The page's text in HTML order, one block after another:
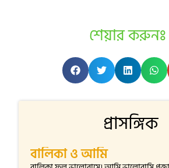
শেয়ার করুনঃ
প্রাসঙ্গিক
বালিকা ও আমি